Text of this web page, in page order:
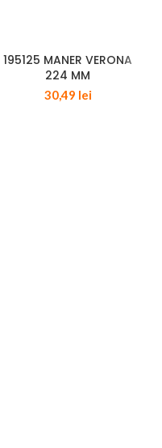
195125 MANER VERONA
224 MM
30,49 lei